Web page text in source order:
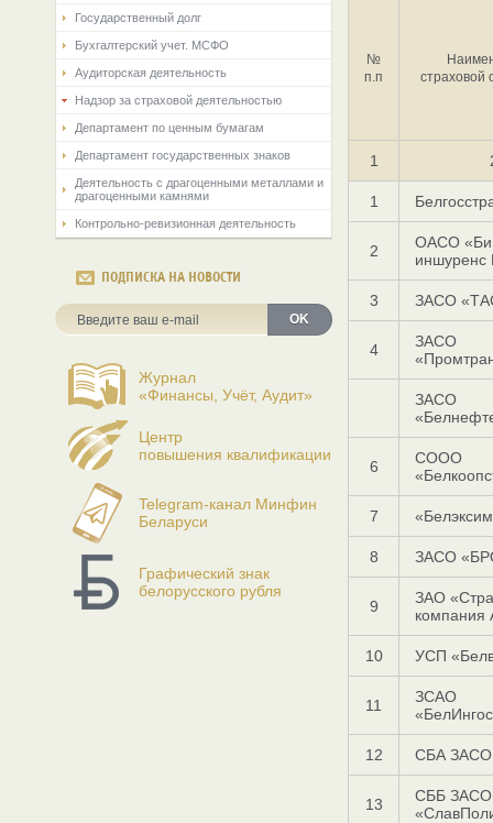
Государственный долг
Бухгалтерский учет. МСФО
Аудиторская деятельность
Надзор за страховой деятельностью
Департамент по ценным бумагам
Департамент государственных знаков
Деятельность с драгоценными металлами и
драгоценными камнями
Контрольно-ревизионная деятельность
ПОДПИСКА НА НОВОСТИ
OK
Журнал
«Финансы, Учёт, Аудит»
Центр
повышения квалификации
Telegram-канал Минфин
Беларуси
Графический знак
белорусского рубля
№
п.п
страховой
1
1
2
ОАСО «Би
иншуренс
3 ЗАСО
4
ЗАСО
ЗАСО
6
СООО
7
8 ЗАСО
9
ЗАО
компания
10 УСП
11
ЗСАО
12 СБА ЗАСО
13
СББ ЗАСО